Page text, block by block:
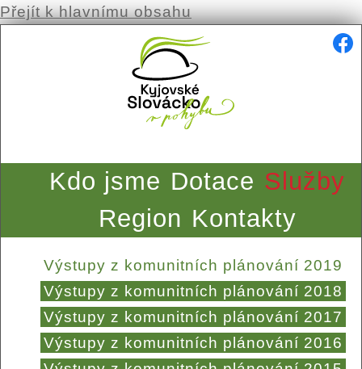
Přejít k hlavnímu obsahu
Kdo jsme Dotace Služby
Region Kontakty
Výstupy z komunitních plánování 2019
Výstupy z komunitních plánování 2018
Výstupy z komunitních plánování 2017
Výstupy z komunitních plánování 2016